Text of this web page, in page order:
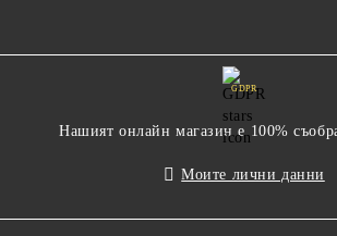
GDPR
Нашият онлайн магазин е 100%
Моите лични данни